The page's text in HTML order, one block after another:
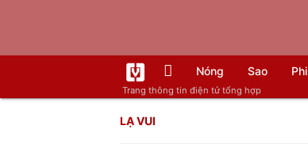
Trang thông tin điện tử tổng hợp
Nóng Sao
LẠ VUI